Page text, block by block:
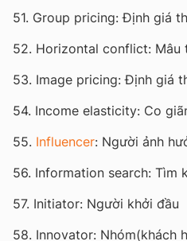
51. Group pricing: Định giá
52. Horizontal conflict: Mâu
53. Image pricing: Định giá
54. Income elasticity: Co
55. Influencer: Người ảnh
56. Information search: Tìm
57. Initiator: Người khởi đầu
58. Innovator: Nhóm(khách